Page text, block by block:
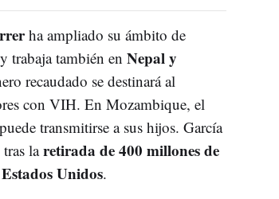
ha ampliado su ámbito de
trabaja también en Nepal y
recaudado se destinará al
con VIH. En Mozambique, el
transmitirse a sus hijos. García
laretirada de 400 millones de
Unidos.